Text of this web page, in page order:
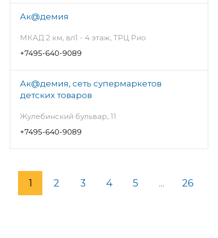
Ак@демия
МКАД 2 км, вл1 - 4 этаж, ТРЦ Рио
+7495-640-9089
Ак@демия, сеть супермаркетов
детских товаров
Жулебинский бульвар, 11
+7495-640-9089
1 2 3 4 5 ... 26